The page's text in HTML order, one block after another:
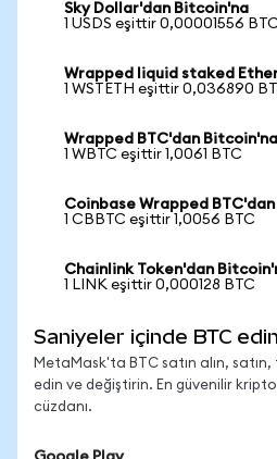
Sky Dollar'dan Bitcoin'na
1 USDS eşittir 0,00001556 BTC
Wrapped liquid staked
1 WSTETH eşittir 0,036890
Wrapped BTC'dan Bitcoin'na
1 WBTC eşittir 1,0061 BTC
Coinbase Wrapped
1 CBBTC eşittir 1,0056 BTC
Chainlink Token'dan
1 LINK eşittir 0,000128 BTC
Saniyeler içinde BTC
MetaMask'ta BTC satın alın,
edin ve değiştirin. En güvenilir kripto
cüzdanı.